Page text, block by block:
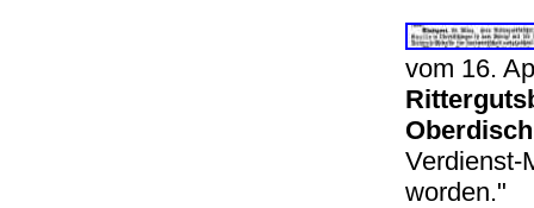
vom 16.
Verdienst-
worden."